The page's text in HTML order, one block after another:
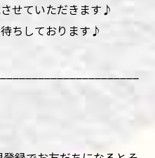
せていただきます♪
ちしております♪